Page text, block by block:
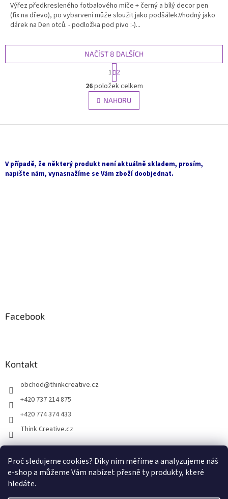
Proč sledujeme cookies? Díky nim měříme a analyzujeme náš
e-shop a můžeme Vám nabízet přesně ty produkty, které
hledáte.
Výřez předkresleného fotbalového míče + černý a bílý decor pen
(fix na dřevo), po vybarvení může sloužit jako podšálek.Vhodný jako
dárek na Den otců. - podložka pod pivo :-)...
O
v
l
á
p
r
v
NAČÍST 8 DALŠÍCH
t
r
á
n
k
v
1 2
26položek celkem
NAHORU
V případě, že některý produkt není aktuálně skladem, prosím,
napište nám, vynasnažíme se Vám zboží doobjednat.
Facebook
Kontakt
obchod@thinkcreative.cz
+420 737 214 875
+420 774 374 433
Think Creative.cz
Zboží.cz Heureka.cz Facebook